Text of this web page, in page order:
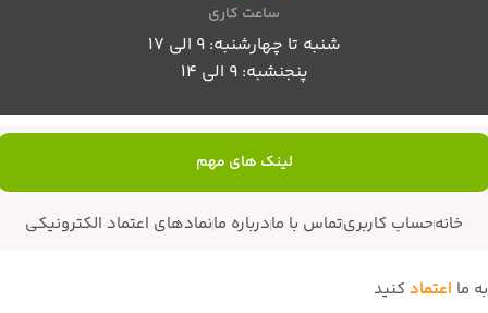
ساعت کاری
شنبه تا چهارشنبه: 9 الی 17
پنجنشبه: 9 الی 14
لینک های مهم
خانهحساب کاربریتماس با مادرباره مانمادهای اعتماد الکترونیکی
به ما اعتماد کنید